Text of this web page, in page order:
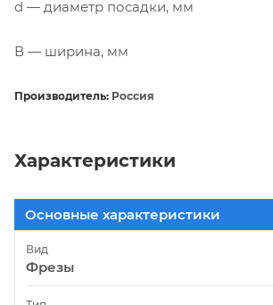
d — диаметр посадки, мм
В — ширина, мм
Производитель: Россия
Характеристики
Основные характеристики
Вид
Фрезы